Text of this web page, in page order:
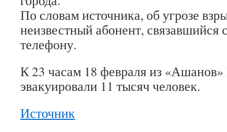
По словам источника, об угрозе
неизвестный абонент, связавшийся
телефону.
К 23 часам 18 февраля из
эвакуировали 11 тысяч человек.
Источник